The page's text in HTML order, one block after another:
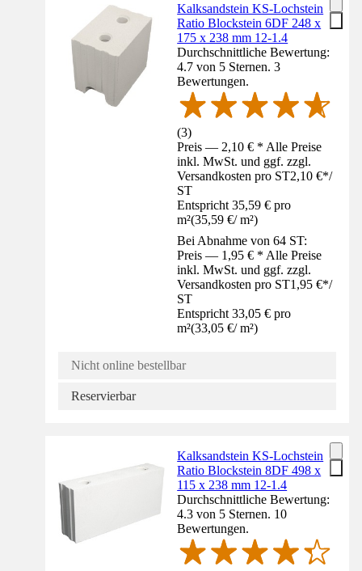
Kalksandstein KS-Lochstein
Ratio Blockstein 6DF 248 x
175 x 238 mm 12-1.4
Durchschnittliche Bewertung:
4.7 von 5 Sternen. 3
Bewertungen.
(3)
Preis — 2,10 € * Alle Preise
inkl. MwSt. und ggf. zzgl.
Versandkosten pro ST2,10 €*/
ST
Entspricht 35,59 € pro
m²(35,59 €/ m²)
Bei Abnahme von 64 ST:
Preis — 1,95 € * Alle Preise
inkl. MwSt. und ggf. zzgl.
Versandkosten pro ST1,95 €*/
ST
Entspricht 33,05 € pro
m²(33,05 €/ m²)
Nicht online bestellbar
Reservierbar
Kalksandstein KS-Lochstein
Ratio Blockstein 8DF 498 x
115 x 238 mm 12-1.4
Durchschnittliche Bewertung:
4.3 von 5 Sternen. 10
Bewertungen.